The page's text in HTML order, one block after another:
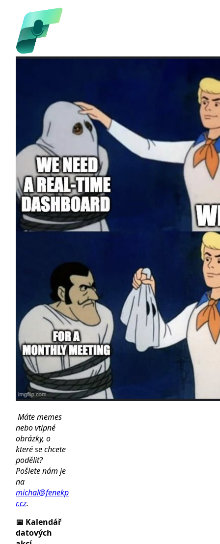
Máte memes
nebo vtipné
obrázky, o
které se chcete
podělit?
Pošlete nám je
na
michal@fenekp
r.cz.
📅 Kalendář
datových